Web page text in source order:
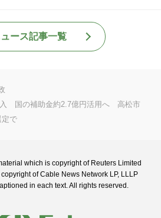
ース記事一覧
入 国の補助金約2.7億円活用へ 高松市
定で
which is copyright of Reuters Limited
of Cable News Network LP, LLLP
in each text. All rights reserved.